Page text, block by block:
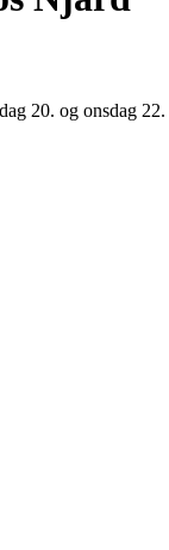
20. og onsdag 22.